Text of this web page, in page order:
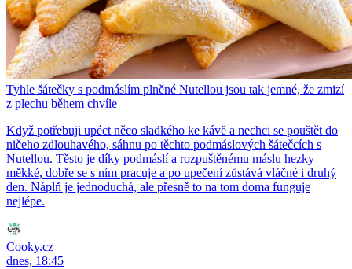
Tyhle šátečky s podmáslím plněné Nutellou jsou tak jemné, že zmizí
z plechu během chvíle
Když potřebuji upéct něco sladkého ke kávě a nechci se pouštět do
ničeho zdlouhavého, sáhnu po těchto podmáslových šátečcích s
Nutellou. Těsto je díky podmáslí a rozpuštěnému máslu hezky
měkké, dobře se s ním pracuje a po upečení zůstává vláčné i druhý
den. Náplň je jednoduchá, ale přesně to na tom doma funguje
nejlépe.
Cooky.cz
dnes, 18:45